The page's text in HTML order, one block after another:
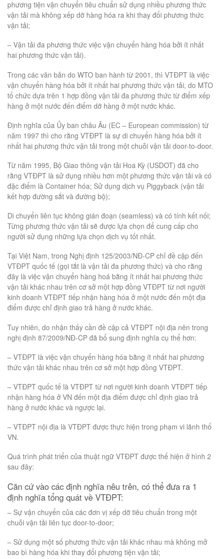
phương tiện vận chuyển tiêu chuẩn sử dụng nhiều phương thức
vận tải mà không xếp dỡ hàng hóa ra khi thay đổi phương thức
vận tải;
– Vận tải đa phương thức việc vận chuyển hàng hóa bởi ít nhất
hai phương thức vận tải).
Trong các văn bản do WTO ban hành từ 2001, thì VTĐPT là việc
vận chuyển hàng hóa bởi ít nhất hai phương thức vận tải, do MTO
tổ chức dựa trên 1 hợp đồng vận tải đa phương thức từ điểm xếp
hàng ở một nước đến điểm dỡ hàng ở một nước khác.
Định nghĩa của Ủy ban châu Âu (EC – European commission) từ
năm 1997 thì cho rằng VTĐPT là sự di chuyển hàng hóa bởi ít
nhất hai phương thức vận tải trong một chuỗi vận tải door-to-door.
Từ năm 1995, Bộ Giao thông vận tải Hoa Kỳ (USDOT) đã cho
rằng VTĐPT là sử dụng nhiều hơn một phương thức vận tải và có
đặc điểm là Container hóa; Sử dụng dịch vụ Piggyback (vận tải
kết hợp đường sắt và đường bộ);
Di chuyển liên tục không gián đoạn (seamless) và có tính kết nối;
Từng phương thức vận tải sẽ được lựa chọn để cung cấp cho
người sử dụng những lựa chọn dịch vụ tốt nhất.
Tại Việt Nam, trong Nghị định 125/2003/NĐ-CP chỉ đề cập đến
VTĐPT quốc tế (gọi tắt là vận tải đa phương thức) và cho rằng
đây là việc vận chuyển hàng hoá bằng ít nhất hai phương thức
vận tải khác nhau trên cơ sở một hợp đồng VTĐPT từ nơi người
kinh doanh VTĐPT tiếp nhận hàng hóa ở một nước đến một địa
điểm được chỉ định giao trả hàng ở nước khác.
Tuy nhiên, do nhận thấy cần đề cập cả VTĐPT nội địa nên trong
nghị định 87/2009/NĐ-CP đã bổ sung định nghĩa cụ thể hơn:
– VTĐPT là việc vận chuyển hàng hóa bằng ít nhất hai phương
thức vận tải khác nhau trên cơ sở một hợp đồng VTĐPT.
– VTĐPT quốc tế là VTĐPT từ nơi người kinh doanh VTĐPT tiếp
nhận hàng hóa ở VN đến một địa điểm được chỉ định giao trả
hàng ở nước khác và ngược lại.
– VTĐPT nội địa là VTĐPT được thực hiện trong phạm vi lãnh thổ
VN.
Quá trình phát triển của thuật ngữ VTĐPT được thể hiện ở hình 2
sau đây:
Căn cứ vào các định nghĩa nêu trên, có thể đưa ra 1
định nghĩa tổng quát về VTĐPT:
– Sự vận chuyển của các đơn vị xếp dỡ tiêu chuẩn trong một
chuỗi vận tải liên tục door-to-door;
– Sử dụng một số phương thức vận tải khác nhau mà không mở
bao bì hàng hóa khi thay đổi phương tiện vận tải;